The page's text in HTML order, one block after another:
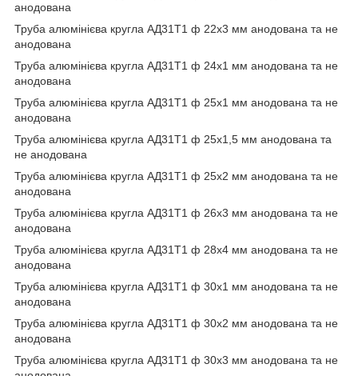
анодована
Труба алюмінієва кругла АД31Т1 ф 22х3 мм анодована та не
анодована
Труба алюмінієва кругла АД31Т1 ф 24х1 мм анодована та не
анодована
Труба алюмінієва кругла АД31Т1 ф 25х1 мм анодована та не
анодована
Труба алюмінієва кругла АД31Т1 ф 25х1,5 мм анодована та
не анодована
Труба алюмінієва кругла АД31Т1 ф 25х2 мм анодована та не
анодована
Труба алюмінієва кругла АД31Т1 ф 26х3 мм анодована та не
анодована
Труба алюмінієва кругла АД31Т1 ф 28х4 мм анодована та не
анодована
Труба алюмінієва кругла АД31Т1 ф 30х1 мм анодована та не
анодована
Труба алюмінієва кругла АД31Т1 ф 30х2 мм анодована та не
анодована
Труба алюмінієва кругла АД31Т1 ф 30х3 мм анодована та не